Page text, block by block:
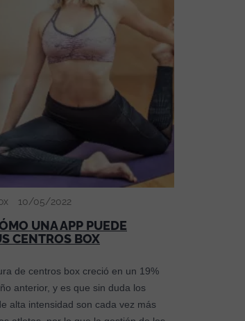
10/05/2022
UNA APP PUEDE
CENTROS BOX
de centros box creció en un 19%
anterior, y es que sin duda los
alta intensidad son cada vez más